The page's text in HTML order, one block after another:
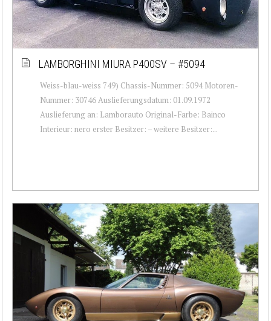
LAMBORGHINI MIURA P400SV – #5094
Weiss-blau-weiss 749) Chassis-Nummer: 5094 Motoren-
Nummer: 30746 Auslieferungsdatum: 01.09.1972
Auslieferung an: Lamborauto Original-Farbe: Bainco
Interieur: nero erster Besitzer: – weitere Besitzer:...